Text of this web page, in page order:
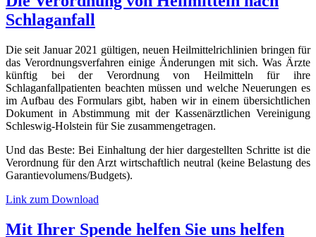
Schlaganfall
Die seit Januar 2021 gültigen, neuen Heilmittelrichlinien bringen für
das Verordnungsverfahren einige Änderungen mit sich. Was Ärzte
künftig bei der Verordnung von Heilmitteln für ihre
Schlaganfallpatienten beachten müssen und welche Neuerungen es
im Aufbau des Formulars gibt, haben wir in einem übersichtlichen
Dokument in Abstimmung mit der Kassenärztlichen Vereinigung
Schleswig-Holstein für Sie zusammengetragen.
Und das Beste: Bei Einhaltung der hier dargestellten Schritte ist die
Verordnung für den Arzt wirtschaftlich neutral (keine Belastung des
Garantievolumens/Budgets).
Link zum Download
Mit Ihrer Spende helfen Sie uns helfen